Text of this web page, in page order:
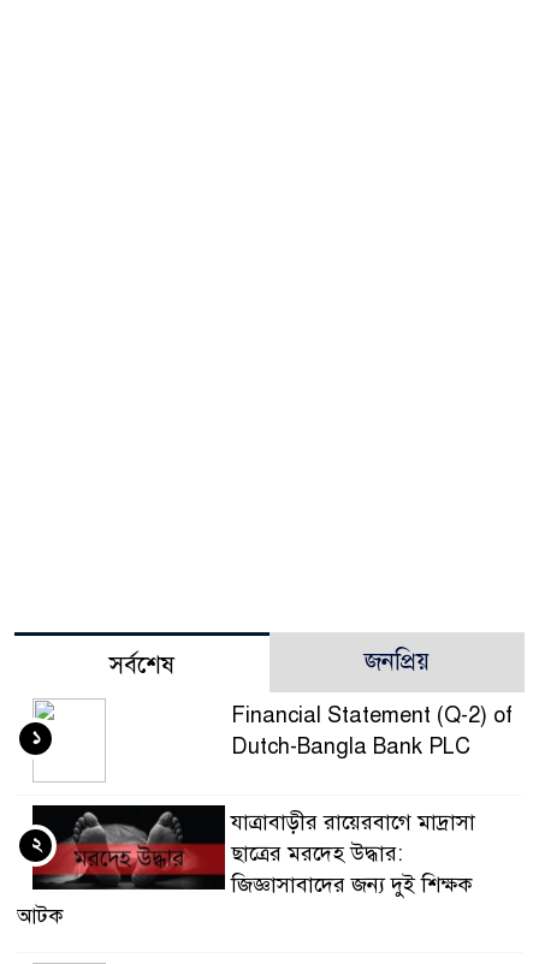
সর্বশেষ জনপ্রিয়
Financial Statement (Q-2) of
Dutch-Bangla Bank PLC
১
যাত্রাবাড়ীর রায়েরবাগে মাদ্রাসা
ছাত্রের মরদেহ উদ্ধার:
জিজ্ঞাসাবাদের জন্য দুই শিক্ষক
আটক
২